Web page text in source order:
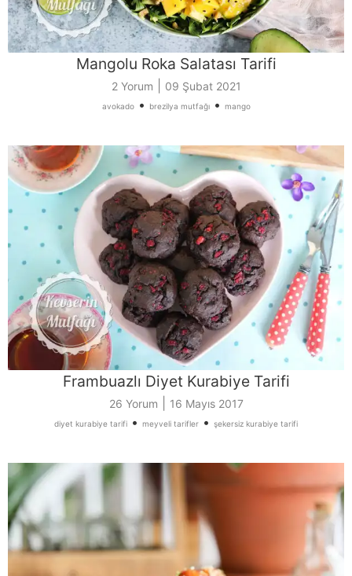
Mangolu Roka Salatası Tarifi
2 Yorum 09 Şubat 2021
avokado• brezilya mutfağı• mango
Frambuazlı Diyet Kurabiye Tarifi
26 Yorum 16 Mayıs 2017
diyet kurabiye tarifi • meyveli tarifler • şekersiz kurabiye tarifi